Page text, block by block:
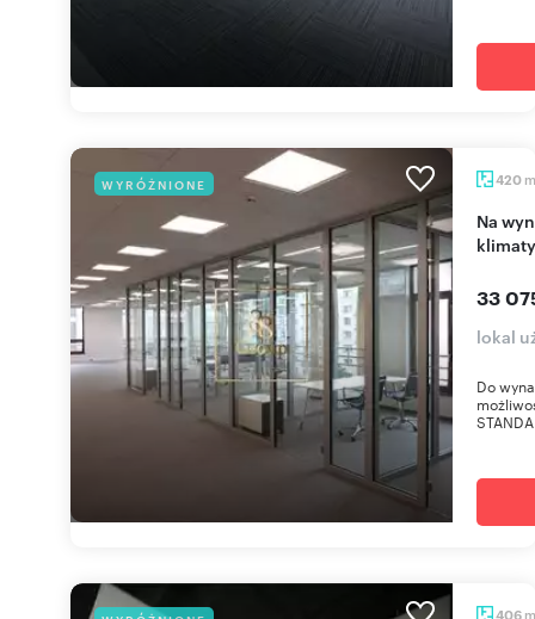
WYRÓŻNIONE 420 m
Na wynajem nowoczesne biuro 420 m² z
33
lokal
Do
406 m